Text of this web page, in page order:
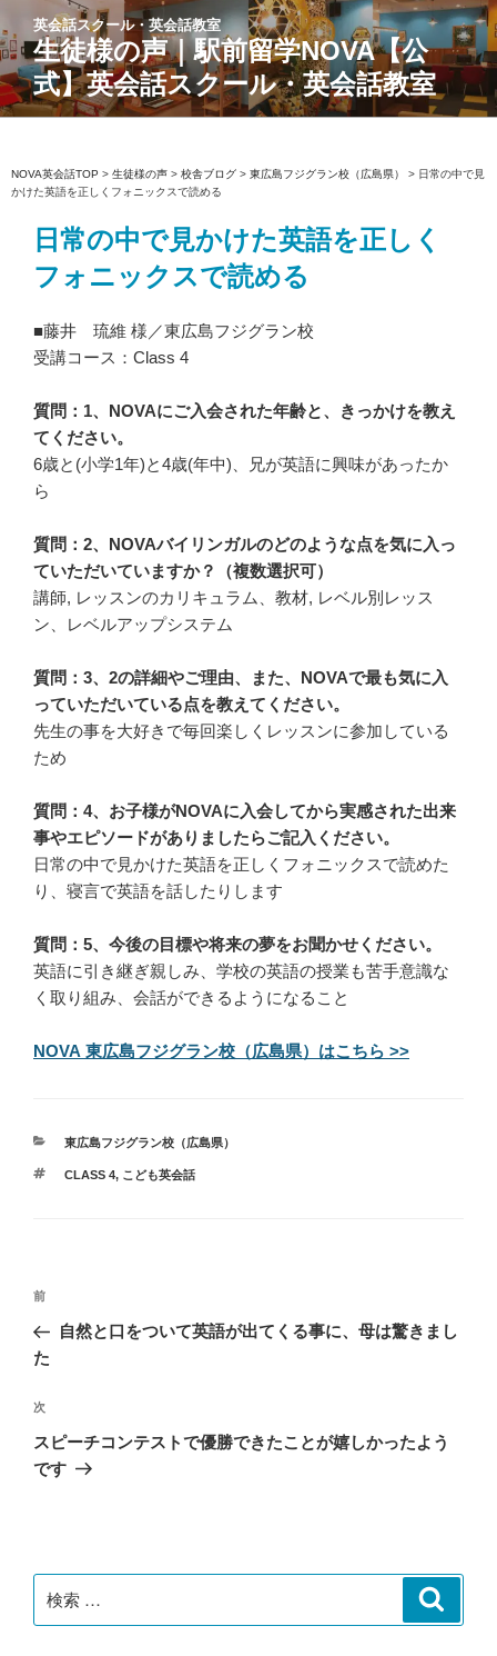
ン
テ
ン
ツ
ス
キ
英会話スクール・英会話教室
生徒様の声｜駅前留学NOVA【公
式】英会話スクール・英会話教室
NOVA英会話TOP > 生徒様の声 > 校舎ブログ > 東広島フジグラン校（広島県） > 日常の中で見
かけた英語を正しくフォニックスで読める
日常の中で見かけた英語を正しく
フォニックスで読める
■藤井 琉維 様／東広島フジグラン校
受講コース：Class 4
質問：1、NOVAにご入会された年齢と、きっかけを教え
てください。
6歳と(小学1年)と4歳(年中)、兄が英語に興味があったか
ら
質問：2、NOVAバイリンガルのどのような点を気に入っ
ていただいていますか？（複数選択可）
講師, レッスンのカリキュラム、教材, レベル別レッス
ン、レベルアップシステム
質問：3、2の詳細やご理由、また、NOVAで最も気に入
っていただいている点を教えてください。
先生の事を大好きで毎回楽しくレッスンに参加している
ため
質問：4、お子様がNOVAに入会してから実感された出来
事やエピソードがありましたらご記入ください。
日常の中で見かけた英語を正しくフォニックスで読めた
り、寝言で英語を話したりします
質問：5、今後の目標や将来の夢をお聞かせください。
英語に引き継ぎ親しみ、学校の英語の授業も苦手意識な
く取り組み、会話ができるようになること
NOVA 東広島フジグラン校（広島県）はこちら >>
カ
ゴ
東広島フジグラン校（広島県）
タ
CLASS 4, こども英会話
投
ナ
ゲ
ー
シ
過
去
の
稿
前
自然と口をついて英語が出てくる事に、母は驚きまし
た
次
の
投
次
スピーチコンテストで優勝できたことが嬉しかったよう
です
索: